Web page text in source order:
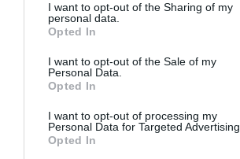
I want to opt-out of the Sharing of my
personal data.
Opted In
I want to opt-out of the Sale of my
Personal Data.
Opted In
I want to opt-out of processing my
Personal Data for Targeted Advertising.
Opted In